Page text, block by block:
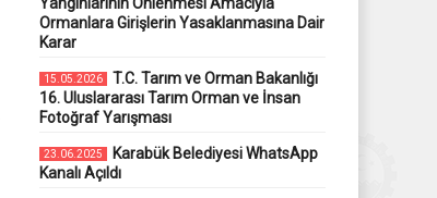
Ormanlara Girişlerin Yasaklanmasına Dair
Karar
15.05.2026
T.C. Tarım ve Orman Bakanlığı
16. Uluslararası Tarım Orman ve İnsan
Fotoğraf Yarışması
23.06.2025
Karabük Belediyesi WhatsApp
Kanalı Açıldı